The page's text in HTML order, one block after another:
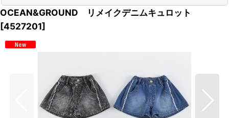
OCEAN&GROUND リメイクデニムキュロット
[4527201]